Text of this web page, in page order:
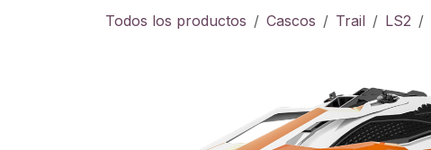
Todos los productos Cascos Trail LS2